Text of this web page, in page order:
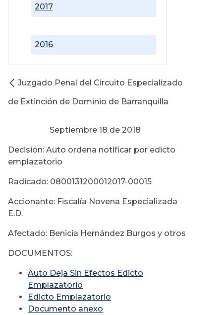
2016
2017
Juzgado Penal del Circuito Especializado
de Extinción de Dominio de Barranquilla
Septiembre 18 de 2018
Decisión: Auto ordena notificar por edicto
emplazatorio
Radicado: 0800131200012017-00015
Accionante: Fiscalía Novena Especializada
E.D.
Afectado: Benicia Hernández Burgos y otros
DOCUMENTOS:
Auto Deja Sin Efectos Edicto
Emplazatorio
Edicto Emplazatorio
Documento anexo